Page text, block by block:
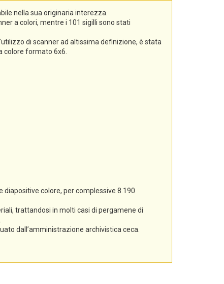
nella sua originaria interezza.
a colori, mentre i 101 sigilli sono stati
di scanner ad altissima definizione, è stata
colore formato 6x6.
diapositive colore, per complessive 8.190
trattandosi in molti casi di pergamene di
dall’amministrazione archivistica ceca.